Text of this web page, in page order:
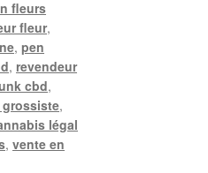
fleurs
fleur,
,pen
, revendeur
cbd,
,
légal
,vente en